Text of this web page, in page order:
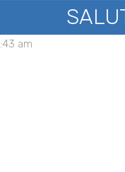
am